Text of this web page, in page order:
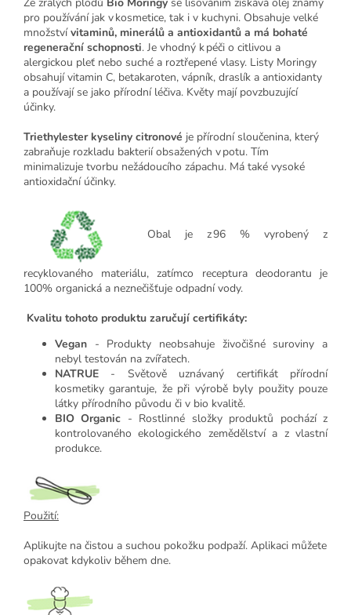
pro používání jak v kosmetice, tak i v kuchyni. Obsahuje velké
množstvívitaminů, minerálů a antioxidantů a má bohaté
regenerační schopnosti. Je vhodný k péči o citlivou a
alergickou pleť nebo suché a roztřepené vlasy. Listy Moringy
obsahují vitamin C, betakaroten, vápník, draslík a antioxidanty
a používají se jako přírodní léčiva. Květy mají povzbuzující
účinky.
Triethylester kyseliny citronové je přírodní sloučenina, který
zabraňuje rozkladu bakterií obsažených v potu. Tím
minimalizuje tvorbu nežádoucího zápachu. Má také vysoké
antioxidační účinky.
Obal je z 96 % vyrobený z
recyklovaného materiálu, zatímco receptura deodorantu je
100% organická a neznečišťuje odpadní vody.
Kvalitu tohoto produktu zaručují certifikáty:
Vegan - Produkty neobsahuje živočišné suroviny a
nebyl testován na zvířatech.
NATRUE
- Světově uznávaný certifikát přírodní
kosmetiky garantuje, že při výrobě byly použity pouze
látky přírodního původu či v bio kvalitě.
BIO Organic - Rostlinné složky produktů pochází z
kontrolovaného ekologického zemědělství a z vlastní
produkce.
Použití:
Aplikujte na čistou a suchou pokožku podpaží. Aplikaci můžete
opakovat kdykoliv během dne.